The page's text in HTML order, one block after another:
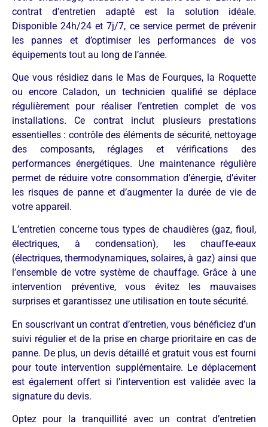
contrat d’entretien adapté est la solution idéale.
Disponible 24h/24 et 7j/7, ce service permet de prévenir
les pannes et d’optimiser les performances de vos
équipements tout au long de l’année.
Que vous résidiez dans le Mas de Fourques, la Roquette
ou encore Caladon, un technicien qualifié se déplace
régulièrement pour réaliser l’entretien complet de vos
installations. Ce contrat inclut plusieurs prestations
essentielles : contrôle des éléments de sécurité, nettoyage
des composants, réglages et vérifications des
performances énergétiques. Une maintenance régulière
permet de réduire votre consommation d’énergie, d’éviter
les risques de panne et d’augmenter la durée de vie de
votre appareil.
L’entretien concerne tous types de chaudières (gaz, fioul,
électriques, à condensation), les chauffe-eaux
(électriques, thermodynamiques, solaires, à gaz) ainsi que
l’ensemble de votre système de chauffage. Grâce à une
intervention préventive, vous évitez les mauvaises
surprises et garantissez une utilisation en toute sécurité.
En souscrivant un contrat d’entretien, vous bénéficiez d’un
suivi régulier et de la prise en charge prioritaire en cas de
panne. De plus, un devis détaillé et gratuit vous est fourni
pour toute intervention supplémentaire. Le déplacement
est également offert si l’intervention est validée avec la
signature du devis.
Optez pour la tranquillité avec un contrat d’entretien